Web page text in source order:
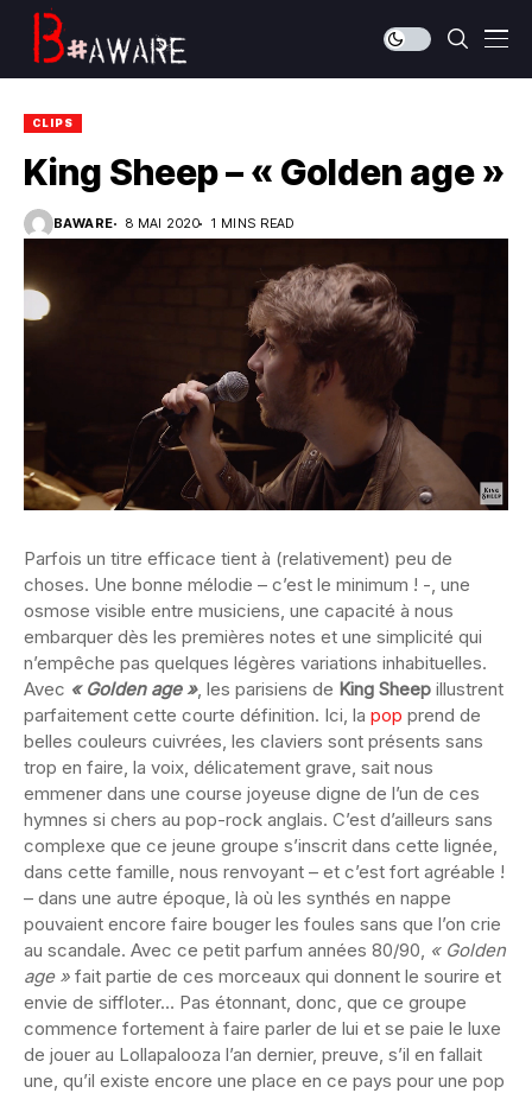
CLIPS
King Sheep – « Golden age »
BAWARE 8 MAI 2020 1 MINS READ
Parfois un titre efficace tient à (relativement) peu de
choses. Une bonne mélodie – c’est le minimum ! -, une
osmose visible entre musiciens, une capacité à nous
embarquer dès les premières notes et une simplicité qui
n’empêche pas quelques légères variations inhabituelles.
Avec « Golden age », les parisiens de King Sheep illustrent
parfaitement cette courte définition. Ici, la pop prend de
belles couleurs cuivrées, les claviers sont présents sans
trop en faire, la voix, délicatement grave, sait nous
emmener dans une course joyeuse digne de l’un de ces
hymnes si chers au pop-rock anglais. C’est d’ailleurs sans
complexe que ce jeune groupe s’inscrit dans cette lignée,
dans cette famille, nous renvoyant – et c’est fort agréable !
– dans une autre époque, là où les synthés en nappe
pouvaient encore faire bouger les foules sans que l’on crie
au scandale. Avec ce petit parfum années 80/90, « Golden
age » fait partie de ces morceaux qui donnent le sourire et
envie de siffloter… Pas étonnant, donc, que ce groupe
commence fortement à faire parler de lui et se paie le luxe
de jouer au Lollapalooza l’an dernier, preuve, s’il en fallait
une, qu’il existe encore une place en ce pays pour une pop